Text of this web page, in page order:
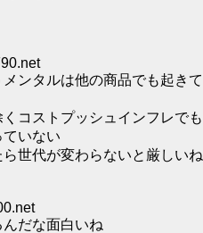
ンタルは他の商品でも起きて
コストプッシュインフレでも
いない
世代が変わらないと厳しいね
だな面白いね